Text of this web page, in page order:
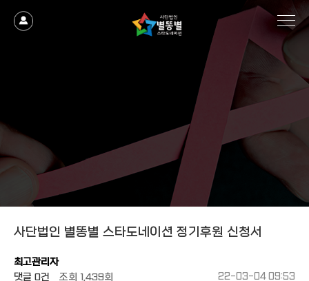
사단법인 별똥별 스타도네이션 정기후원 신청서
최고관리자
댓글 0건 조회 1,439회 22-03-04 09:53